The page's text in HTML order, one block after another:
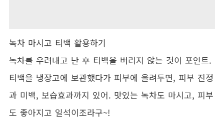
녹차 마시고 티백 활용하기
녹차를 우려내고 난 후 티백을 버리지 않는 것이 포인트.
티백을 냉장고에 보관했다가 피부에 올려두면, 피부 진정
과 미백, 보습효과까지 있어. 맛있는 녹차도 마시고, 피부
도 좋아지고 일석이조라구~!